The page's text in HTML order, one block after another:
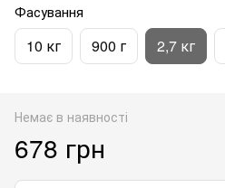
Фасування
10 кг 900 г 2,7 кг
Немає в наявності
678 грн